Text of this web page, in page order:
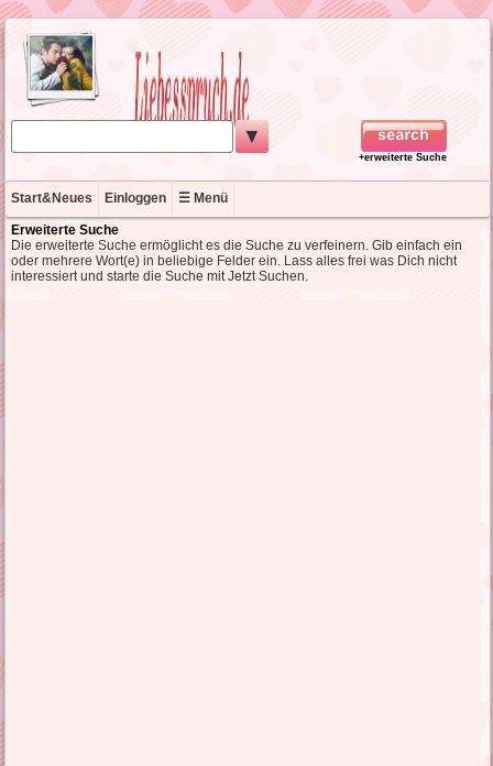
▼
+erweiterte Suche
Start&Neues Einloggen ☰ Menü
Erweiterte Suche
Die erweiterte Suche ermöglicht es die Suche zu verfeinern. Gib einfach ein
oder mehrere Wort(e) in beliebige Felder ein. Lass alles frei was Dich nicht
interessiert und starte die Suche mit Jetzt Suchen.